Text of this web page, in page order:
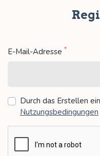
E-Mail-Adresse *
Durch das Erstellen
Nutzungsbedingungen